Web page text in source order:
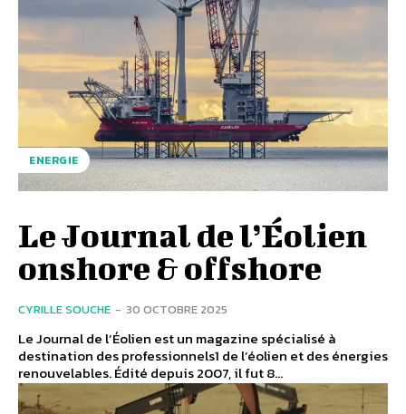
ENERGIE
Le Journal de l’Éolien
onshore & offshore
CYRILLE SOUCHE - 30 OCTOBRE 2025
Le Journal de l’Éolien est un magazine spécialisé à
destination des professionnels1 de l’éolien et des énergies
renouvelables. Édité depuis 2007, il fut 8...